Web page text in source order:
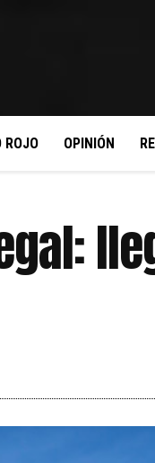
ROJO OPINIÓN